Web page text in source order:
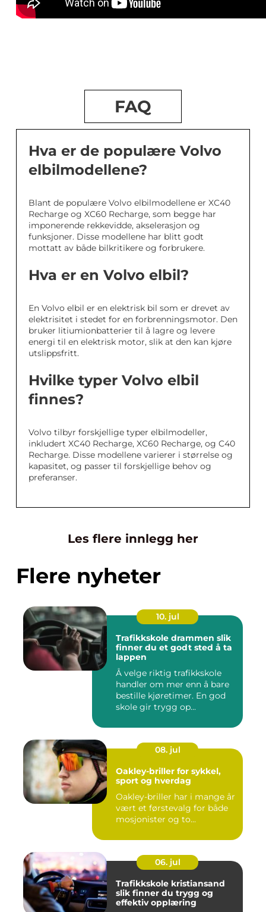
FAQ
Hva er de populære Volvo
elbilmodellene?
Blant de populære Volvo elbilmodellene er XC40
Recharge og XC60 Recharge, som begge har
imponerende rekkevidde, akselerasjon og
funksjoner. Disse modellene har blitt godt
mottatt av både bilkritikere og forbrukere.
Hva er en Volvo elbil?
En Volvo elbil er en elektrisk bil som er drevet av
elektrisitet i stedet for en forbrenningsmotor. Den
bruker litiumionbatterier til å lagre og levere
energi til en elektrisk motor, slik at den kan kjøre
utslippsfritt.
Hvilke typer Volvo elbil
finnes?
Volvo tilbyr forskjellige typer elbilmodeller,
inkludert XC40 Recharge, XC60 Recharge, og C40
Recharge. Disse modellene varierer i størrelse og
kapasitet, og passer til forskjellige behov og
preferanser.
Les flere innlegg her
Flere nyheter
10. jul
Trafikkskole drammen slik
finner du et godt sted å ta
lappen
Å velge riktig trafikkskole
handler om mer enn å bare
bestille kjøretimer. En god
skole gir trygg op...
08. jul
Oakley-briller for sykkel,
sport og hverdag
Oakley-briller har i mange år
vært et førstevalg for både
mosjonister og to...
06. jul
Trafikkskole kristiansand
slik finner du trygg og
effektiv opplæring